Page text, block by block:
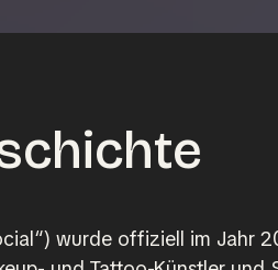
wurde offiziell im